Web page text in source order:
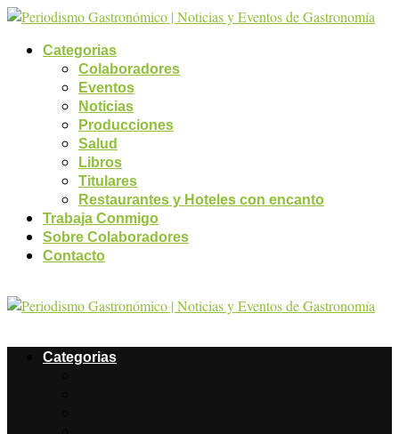
Categorias
Colaboradores
Eventos
Noticias
Producciones
Salud
Libros
Titulares
Restaurantes y Hoteles con encanto
Trabaja Conmigo
Sobre Colaboradores
Contacto
Categorias